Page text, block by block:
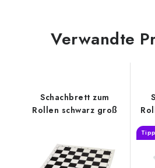
Verwandte
Schachbrett zum
Rollen schwarz groß
Tipp